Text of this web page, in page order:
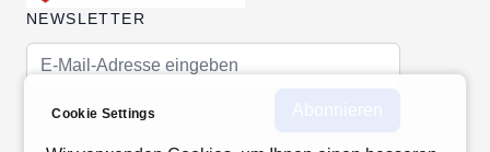
NEWSLETTER
E-Mail-Adresse
Cookie Settings